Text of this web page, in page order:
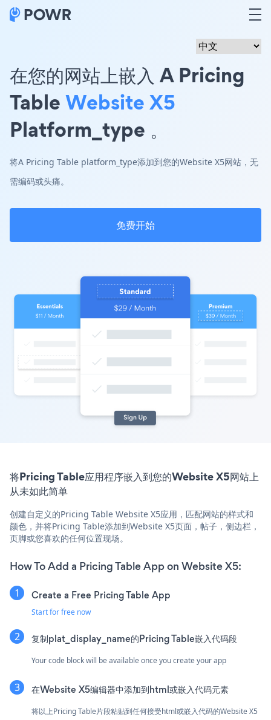
在您的网站上嵌入 A Pricing
TableWebsite X5
Platform_type 。
将A Pricing Table platform_type添加到您的Website X5网站，无
需编码或头痛。
免费开始
将Pricing Table应用程序嵌入到您的Website X5网站上
从未如此简单
创建自定义的Pricing Table Website X5应用，匹配网站的样式和
颜色，并将Pricing Table添加到Website X5页面，帖子，侧边栏，
页脚或您喜欢的任何位置现场。
How To Add a Pricing Table App on Website X5:
Create a Free Pricing Table App
Start for free now
复制plat_display_name的Pricing Table嵌入代码段
Your code block will be available once you create your app
在Website X5编辑器中添加到html或嵌入代码元素
将以上Pricing Table片段粘贴到任何接受html或嵌入代码的Website X5